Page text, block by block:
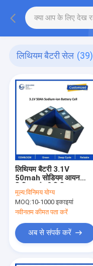
लिथियम बैटरी सेल (39)
लिथियम बैटरी 3.1V
50mah सोडियम आयन
लिथियम बैटरी लिथियम
रिचार्जेबल 100KWH
150KWH ऊर्जा भंडारण
प्रणाली
मूल्य:विनिमय योग्य
MOQ:10-1000 इकाइयां
नवीनतम कीमत पता करें
अब से संपर्क करें